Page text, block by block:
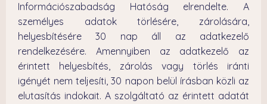
Információszabadság Hatóság elrendelte. A
személyes adatok törlésére, zárolására,
helyesbítésére 30 nap áll az adatkezelő
rendelkezésére. Amennyiben az adatkezelő az
érintett helyesbítés, zárolás vagy törlés iránti
igényét nem teljesíti, 30 napon belül írásban közli az
elutasítás indokait. A szolgáltató az érintett adatát